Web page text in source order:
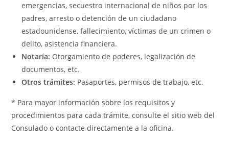
emergencias, secuestro internacional de niños por los
padres, arresto o detención de un ciudadano
estadounidense, fallecimiento, víctimas de un crimen o
delito, asistencia financiera.
Notaría: Otorgamiento de poderes, legalización de
documentos, etc.
Otros trámites: Pasaportes, permisos de trabajo, etc.
* Para mayor información sobre los requisitos y
procedimientos para cada trámite, consulte el sitio web del
Consulado o contacte directamente a la oficina.